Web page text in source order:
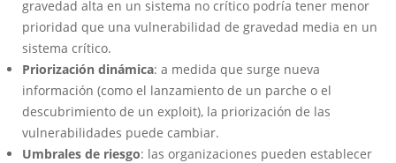
gravedad alta en un sistema no crítico podría tener menor
prioridad que una vulnerabilidad de gravedad media en un
sistema crítico.
Priorización dinámica: a medida que surge nueva
información (como el lanzamiento de un parche o el
descubrimiento de un exploit), la priorización de las
vulnerabilidades puede cambiar.
Umbrales de riesgo: las organizaciones pueden establecer